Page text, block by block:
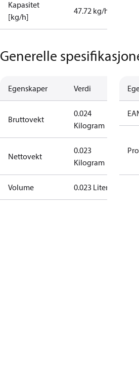
Kapasitet
[kg/h]
47.72 kg/h
Generelle
Egenskaper Verdi
Bruttovekt
0.024
Kilogram
Nettovekt
0.023
Kilogram
Volume 0.023 Liter